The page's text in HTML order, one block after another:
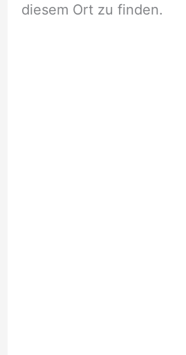
diesem Ort zu finden.